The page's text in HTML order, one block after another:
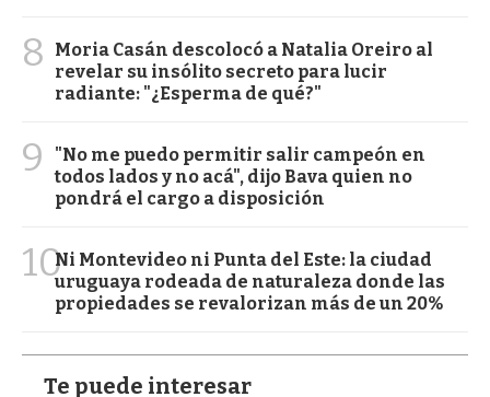
8
Moria Casán descolocó a Natalia Oreiro al
revelar su insólito secreto para lucir
radiante: "¿Esperma de qué?"
9
"No me puedo permitir salir campeón en
todos lados y no acá", dijo Bava quien no
pondrá el cargo a disposición
10Ni Montevideo ni Punta del Este: la ciudad
uruguaya rodeada de naturaleza donde las
propiedades se revalorizan más de un 20%
Te puede interesar